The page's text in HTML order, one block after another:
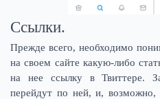
Ссылки.
Прежде всего, необходимо
на своем сайте какую-либо
на нее ссылку в Твиттере.
перейдут по ней, и,